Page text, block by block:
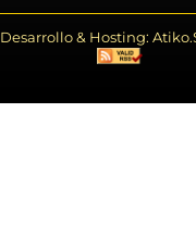
Desarrollo & Hosting: